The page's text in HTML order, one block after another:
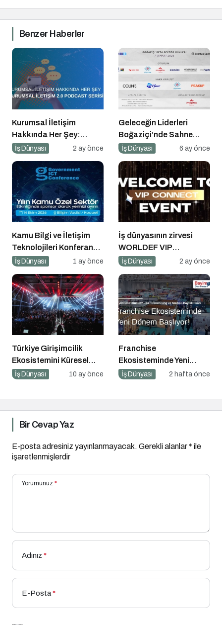
Benzer Haberler
Kurumsal İletişim
Hakkında Her Şey:
Kurumsal İletişim 2.0
İş Dünyası 2 ay önce
Geleceğin Liderleri
Boğaziçi’nde Sahne
Alıyor
İş Dünyası 6 ay önce
Kamu Bilgi ve İletişim
Teknolojileri Konferansı
2026 İçin Geri Sayım!
İş Dünyası 1 ay önce
İş dünyasının zirvesi
WORLDEF VIP
Connect’te buluştu
İş Dünyası 2 ay önce
Türkiye Girişimcilik
Ekosistemini Küresel
Sahneye Taşıyan
İş Dünyası 10 ay önce
Franchise
Ekosisteminde Yeni
Dönem Başlıyor: Bayim
İş Dünyası 2 hafta önce
Bir Cevap Yaz
E-posta adresiniz yayınlanmayacak. Gerekli alanlar* ile
işaretlenmişlerdir
Yorumunuz *
Adınız *
E-Posta*